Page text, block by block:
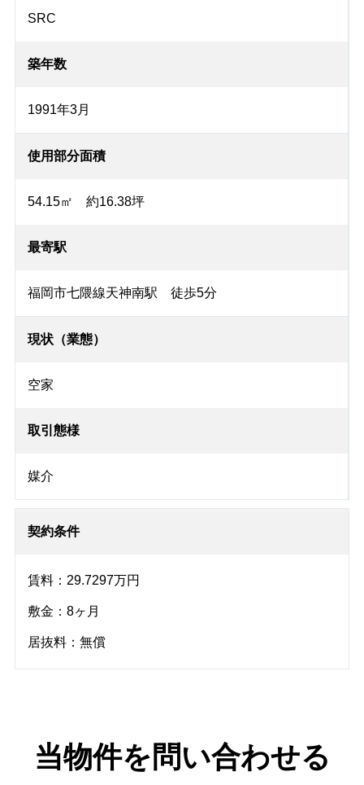
SRC
築年数
1991年3月
使用部分面積
54.15㎡ 約16.38坪
最寄駅
福岡市七隈線天神南駅 徒歩5分
現状（業態）
空家
取引態様
媒介
契約条件
賃料：29.7297万円
敷金：8ヶ月
居抜料：無償
当物件を問い合わせる